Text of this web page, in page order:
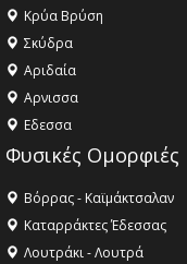
Κρύα Βρύση
Σκύδρα
Αριδαία
Aρνισσα
Eδεσσα
Φυσικές Ομορφιές
Βόρρας - Καϊμάκτσαλαν
Καταρράκτες Έδεσσας
Λουτράκι - Λουτρά